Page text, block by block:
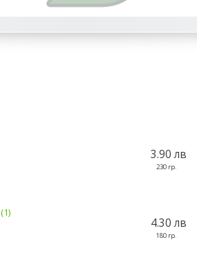
3.90 лв
230 гр.
1
4.30 лв
180 гр.